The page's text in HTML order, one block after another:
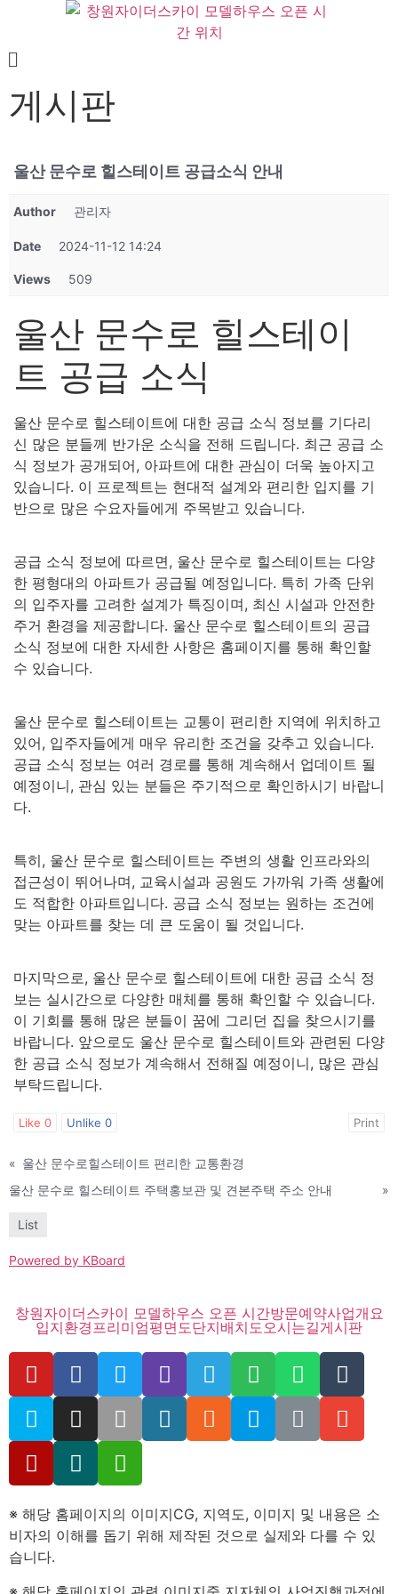
게시판
울산 문수로 힐스테이트 공급소식 안내
Author 관리자
Date 2024-11-12 14:24
Views 509
울산 문수로 힐스테이
트 공급 소식
울산 문수로 힐스테이트에 대한 공급 소식 정보를 기다리
신 많은 분들께 반가운 소식을 전해 드립니다. 최근 공급 소
식 정보가 공개되어, 아파트에 대한 관심이 더욱 높아지고
있습니다. 이 프로젝트는 현대적 설계와 편리한 입지를 기
반으로 많은 수요자들에게 주목받고 있습니다.
공급 소식 정보에 따르면, 울산 문수로 힐스테이트는 다양
한 평형대의 아파트가 공급될 예정입니다. 특히 가족 단위
의 입주자를 고려한 설계가 특징이며, 최신 시설과 안전한
주거 환경을 제공합니다. 울산 문수로 힐스테이트의 공급
소식 정보에 대한 자세한 사항은 홈페이지를 통해 확인할
수 있습니다.
울산 문수로 힐스테이트는 교통이 편리한 지역에 위치하고
있어, 입주자들에게 매우 유리한 조건을 갖추고 있습니다.
공급 소식 정보는 여러 경로를 통해 계속해서 업데이트 될
예정이니, 관심 있는 분들은 주기적으로 확인하시기 바랍니
다.
특히, 울산 문수로 힐스테이트는 주변의 생활 인프라와의
접근성이 뛰어나며, 교육시설과 공원도 가까워 가족 생활에
도 적합한 아파트입니다. 공급 소식 정보는 원하는 조건에
맞는 아파트를 찾는 데 큰 도움이 될 것입니다.
마지막으로, 울산 문수로 힐스테이트에 대한 공급 소식 정
보는 실시간으로 다양한 매체를 통해 확인할 수 있습니다.
이 기회를 통해 많은 분들이 꿈에 그리던 집을 찾으시기를
바랍니다. 앞으로도 울산 문수로 힐스테이트와 관련된 다양
한 공급 소식 정보가 계속해서 전해질 예정이니, 많은 관심
부탁드립니다.
Like 0 Unlike 0 Print
« 울산 문수로힐스테이트 편리한 교통환경
울산 문수로 힐스테이트 주택홍보관 및 견본주택 주소 안내
»
List
Powered by KBoard
창원자이더스카이 모델하우스 오픈 시간방문예약사업개요
입지환경프리미엄평면도단지배치도오시는길게시판
※ 해당 홈페이지의 이미지CG, 지역도, 이미지 및 내용은 소
비자의 이해를 돕기 위해 제작된 것으로 실제와 다를 수 있
습니다.